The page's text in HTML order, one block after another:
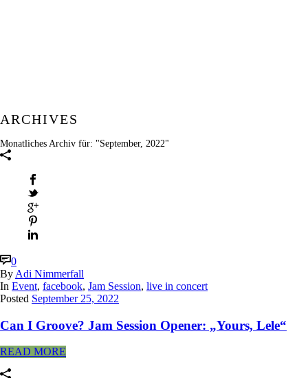
ARCHIVES
Monatliches Archiv für: "September, 2022"
0
By Adi Nimmerfall
In Event, facebook, Jam Session, live in concert
Posted September 25, 2022
Can I Groove? Jam Session Opener: „Yours, Lele“
READ MORE